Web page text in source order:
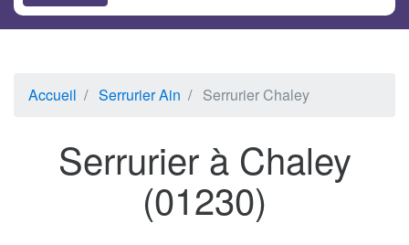
Accueil Serrurier Ain Serrurier Chaley
Serrurier à Chaley
(01230)